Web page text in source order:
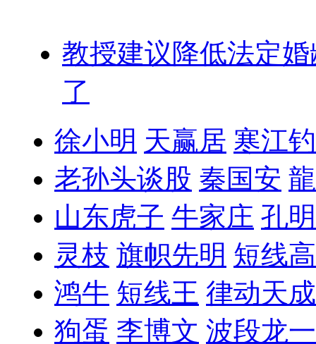
教授建议降低法定婚
了
徐小明 天赢居 寒江
老孙头谈股 秦国安
山东虎子 牛家庄 孔
灵枝 旗帜先明 短线
鸿牛 短线王 律动天成
狗蛋 李博文 波段龙一